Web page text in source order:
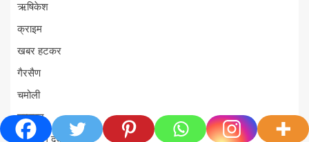
ऋषिकेश
क्राइम
खबर हटकर
गैरसैण
चमोली
चम्पावत
चलो चले देवभूमि